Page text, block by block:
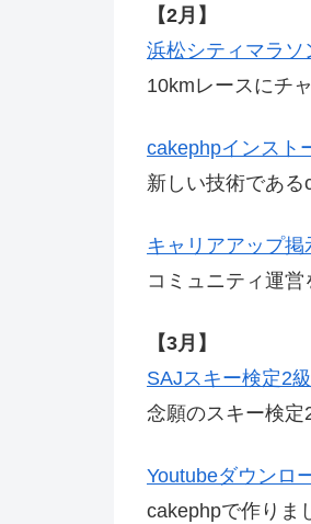
【2月】
浜松シティマラソ
10kmレースにチ
cakephpインスト
新しい技術である
キャリアアップ
コミュニティ運
【3月】
SAJスキー検定2
念願のスキー検定
Youtubeダウンロ
cakephpで作りま